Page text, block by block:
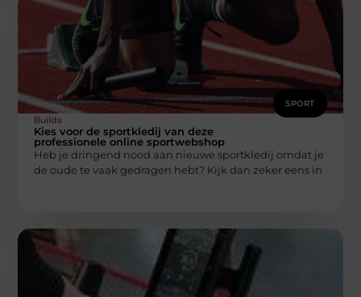
SPORT
Builds
Kies voor de sportkledij van deze
professionele online sportwebshop
Heb je dringend nood aan nieuwe sportkledij omdat je
de oude te vaak gedragen hebt? Kijk dan zeker eens in